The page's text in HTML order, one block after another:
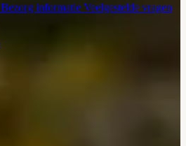
Bezorg informatie Veelgestelde vragen